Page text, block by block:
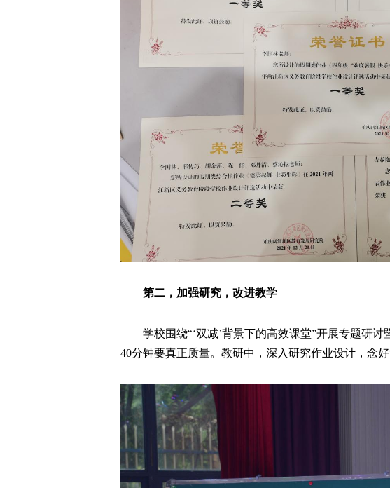
第二，加强研究，改进教学
学校围绕“‘双减’背景下的高效课堂”开展专题研
40分钟要真正质量。教研中，深入研究作业设计，念好“